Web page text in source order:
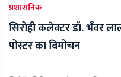
प्रशासनिक
सिरोही कलेक्टर डॉ. भँवर
पोस्टर का विमोचन